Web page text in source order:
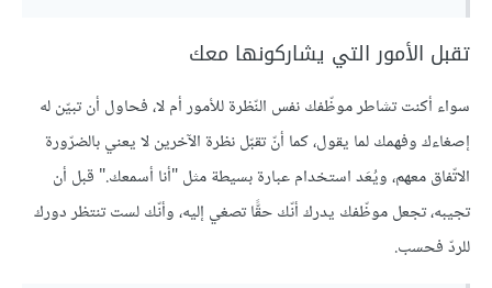
‏تقبل الأمور التي يشاركونها معك
سواء أكنت تشاطر موظّفك نفس النّظرة للأمور أم لا، فحاول أن تبيّن له
إصغاءك وفهمك لما يقول، كما أنّ تقبّل نظرة الآخرين لا يعني بالضرّورة
الاتّفاق معهم، ويُعَد استخدام عبارة بسيطة مثل "أنا أسمعك." قبل أن
تجيبه، تجعل موظّفك يدرك أنّك حقًّا تصغي إليه، وأنّك لست تنتظر دورك
للردّ فحسب.